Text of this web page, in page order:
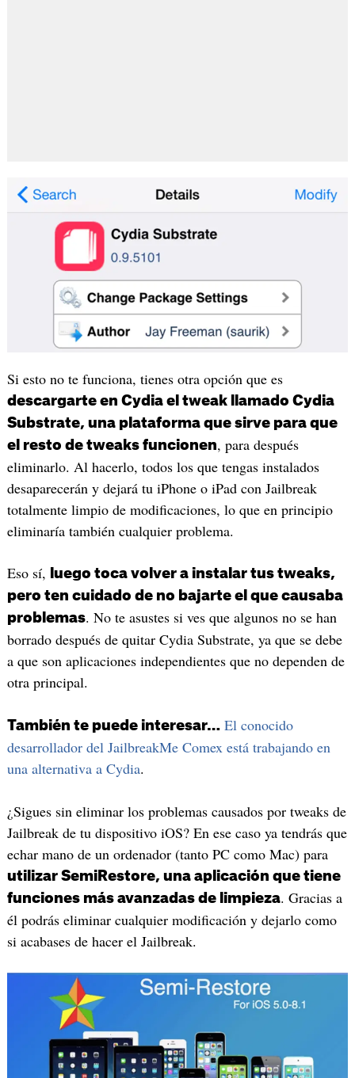
Si esto no te funciona, tienes otra opción que es
descargarte en Cydia el tweak llamado Cydia
Substrate, una plataforma que sirve para que
el resto de tweaks funcionen, para después
eliminarlo. Al hacerlo, todos los que tengas instalados
desaparecerán y dejará tu iPhone o iPad con Jailbreak
totalmente limpio de modificaciones, lo que en principio
eliminaría también cualquier problema.
Eso sí,
luego toca volver a instalar tus tweaks,
pero ten cuidado de no bajarte el que causaba
problemas. No te asustes si ves que algunos no se han
borrado después de quitar Cydia Substrate, ya que se debe
a que son aplicaciones independientes que no dependen de
otra principal.
También te puede interesar… El conocido
desarrollador del JailbreakMe Comex está trabajando en
una alternativa a Cydia.
¿Sigues sin eliminar los problemas causados por tweaks de
Jailbreak de tu dispositivo iOS? En ese caso ya tendrás que
echar mano de un ordenador (tanto PC como Mac) para
utilizar SemiRestore, una aplicación que tiene
funciones más avanzadas de limpieza. Gracias a
él podrás eliminar cualquier modificación y dejarlo como
si acabases de hacer el Jailbreak.